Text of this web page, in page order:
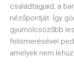
családtagjaid, a
nézőpontját. Így
gyümölcsözőbb
felismerésével
amelyek nem